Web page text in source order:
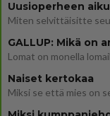
GALLUP: Mikä on
Naiset kertokaa